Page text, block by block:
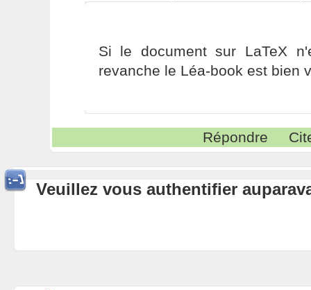
Si le document sur LaTeX
revanche le Léa-book est bien
Répondre
Veuillez vous authentifier